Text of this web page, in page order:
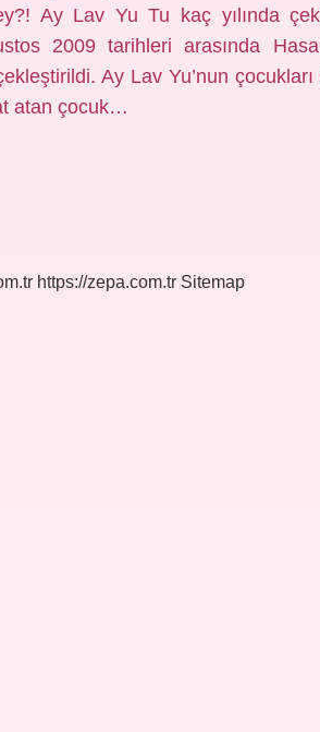
Ay Lav Yu Tu kaç yılında
2009 tarihleri ​​arasında
Ay Lav Yu’nun
atan çocuk…
https://zepa.com.tr Sitemap